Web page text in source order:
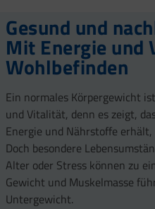
Gesund und
Mit Energie
Wohlbefinden
Ein normales Körpergewicht
und Vitalität, denn es zeigt,
Energie und Nährstoffe
Doch besondere
Alter oder Stress können zu
Gewicht und Muskelmasse
Untergewicht.